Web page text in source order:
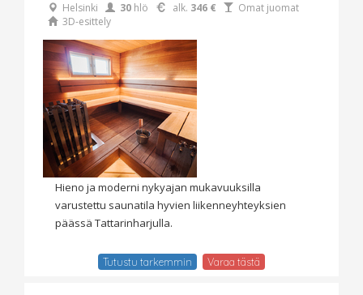
Helsinki 30 hlö alk. 346 €
Omat juomat
3D-esittely
Hieno ja moderni nykyajan mukavuuksilla
varustettu saunatila hyvien liikenneyhteyksien
päässä Tattarinharjulla.
Tutustu tarkemmin Varaa tästä